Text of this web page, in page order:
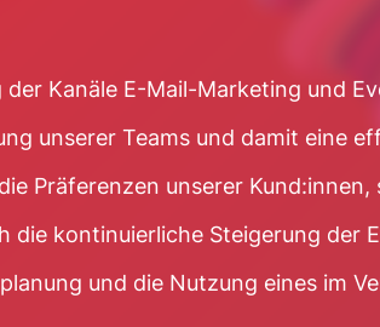
Kanäle E-Mail-Marketing und
unserer Teams und damit eine
Präferenzen unserer
die kontinuierliche Steigerung
und die Nutzung eines im